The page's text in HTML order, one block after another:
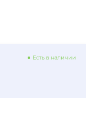
Есть в наличии